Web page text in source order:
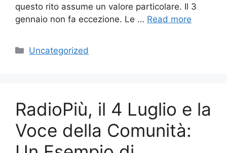
questo rito assume un valore particolare. Il 3
gennaio non fa eccezione. Le … Read more
Categories
Uncategorized
RadioPiù, il 4 Luglio e la
Voce della Comunità: